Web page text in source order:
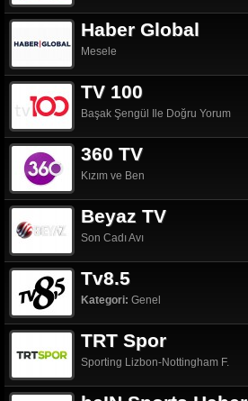
Haber Global
Mesele
TV 100
Başak Şengül Ile Doğru Yorum
360 TV
Kızım ve Ben
Beyaz TV
Son Cadı Avı
Tv8.5
Kategori: Genel
TRT Spor
Sporting Lizbon-Nottingham F.